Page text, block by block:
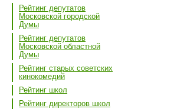
Рейтинг депутатов
Московской городской
Думы
Рейтинг депутатов
Московской областной
Думы
Рейтинг старых советских
кинокомедий
Рейтинг школ
Рейтинг директоров школ